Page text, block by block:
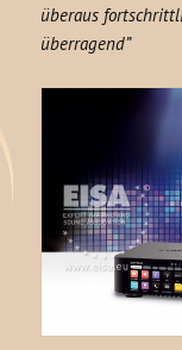
überaus
überragend”